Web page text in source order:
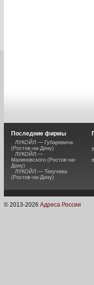
Последние фирмы
ЛУКОЙЛ — Губаревича
(Ростов-на-Дону)
ЛУКОЙЛ —
Малиновского (Ростов-на-
Дону)
ЛУКОЙЛ — Текучева
(Ростов-на-Дону)
© 2013-2026 Адреса России